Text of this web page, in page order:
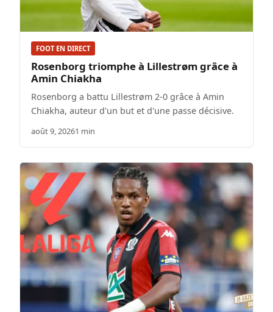
FOOT EN DIRECT
Rosenborg triomphe à Lillestrøm grâce à
Amin Chiakha
Rosenborg a battu Lillestrøm 2-0 grâce à Amin
Chiakha, auteur d'un but et d'une passe décisive.
août 9, 20261 min